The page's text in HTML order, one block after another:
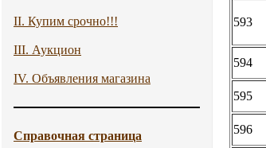
II. Купим срочно!!!
III. Аукцион
IV. Объявления магазина
Справочная страница
593
594
595
596